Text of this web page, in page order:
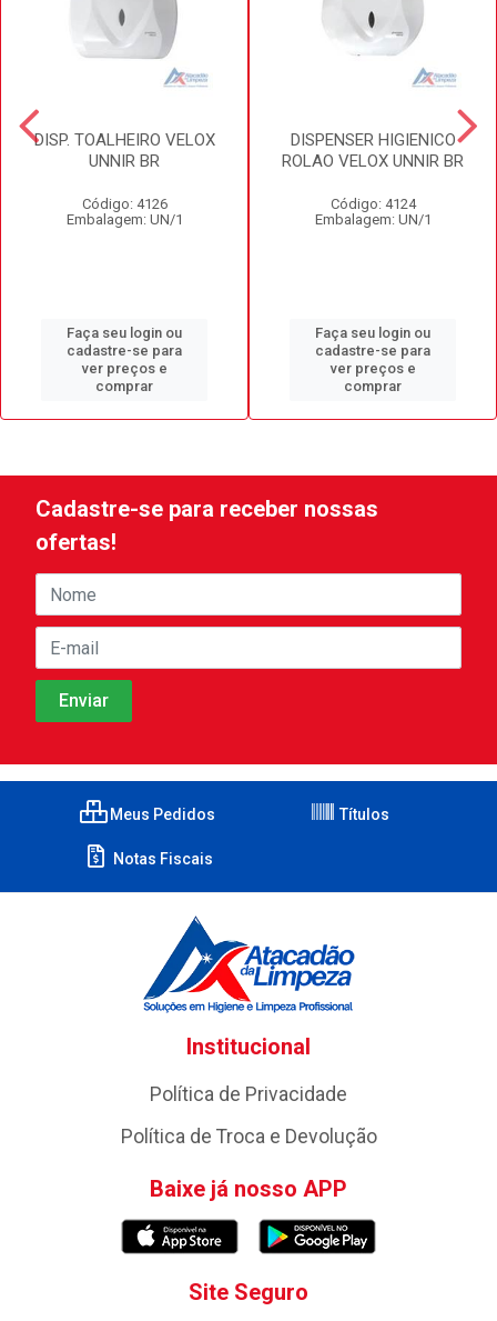
DISP. TOALHEIRO VELOX
UNNIR BR
Código: 4126
Embalagem: UN/1
Faça seu login ou
cadastre-se para
ver preços e
comprar
DISPENSER HIGIENICO
ROLAO VELOX UNNIR BR
Código: 4124
Embalagem: UN/1
Faça seu login ou
cadastre-se para
ver preços e
comprar
Cadastre-se para receber nossas
ofertas!
Meus Pedidos Títulos
Notas Fiscais
Institucional
Política de Privacidade
Política de Troca e Devolução
Baixe já nosso APP
Site Seguro